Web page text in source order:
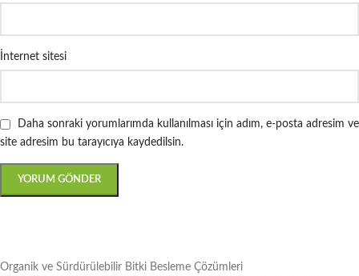
İnternet sitesi
Daha sonraki yorumlarımda kullanılması için adım, e-posta adresim ve
site adresim bu tarayıcıya kaydedilsin.
Organik ve Sürdürülebilir Bitki Besleme Çözümleri